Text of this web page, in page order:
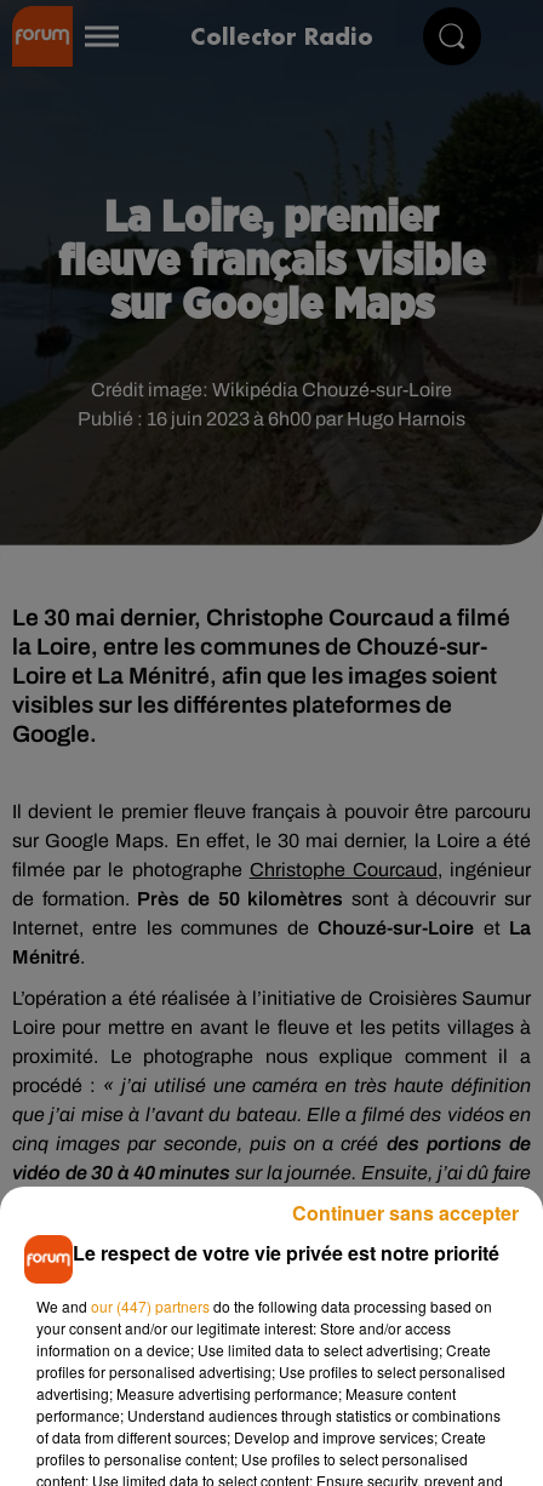
Collector Radio
La Loire, premier
fleuve français visible
sur Google Maps
Publié : 16 juin 2023 à 6h00 par Hugo Harnois
Crédit image: Wikipédia Chouzé-sur-Loire
Le 30 mai dernier, Christophe Courcaud a filmé
la Loire, entre les communes de Chouzé-sur-
Loire et La Ménitré, afin que les images soient
visibles sur les différentes plateformes de
Google.
Il devient le premier fleuve français à pouvoir être parcouru
sur Google Maps. En effet, le 30 mai dernier, la Loire a été
filmée par le photographe Christophe Courcaud, ingénieur
de formation. Près de 50 kilomètres sont à découvrir sur
Internet, entre les communes deChouzé-sur-Loire et La
Ménitré.
L’opération a été réalisée à l’initiative de Croisières Saumur
Loire pour mettre en avant le fleuve et les petits villages à
proximité. Le photographe nous explique comment il a
procédé : « j’ai utilisé une caméra en très haute définition
que j’ai mise à l’avant du bateau. Elle a filmé des vidéos en
cinq images par seconde, puis on a créé des portions de
vidéo de 30 à 40 minutes sur la journée. Ensuite, j’ai dû faire
l’assemblage des huit optiques pour générer la vidéo,
l’envoyer à Google qui a flouté les visages et les plaques
d’immatriculation, redécouper la vidéo en photos et les lier
entre elles ».
vidéos.
Toutes ces photos à retrouver sur Internet ontun intérêt
scientifique, puisqu’elles pourront savoir à quel niveau la
Loire était à l’instant T. Mais aussi, bien sûr,un objectif
touristique, comme le rappelle Christophe Courcaud :« c’est
Croisières Saumur Loire qui est propriétaire des images, les
Le respect de votre vie privée est notre priorité
We and our (447) partnersdo the following data processing based on
your consent and/or our legitimate interest: Store and/or access
information on a device; Use limited data to select advertising; Create
profiles for personalised advertising; Use profiles to select personalised
advertising; Measure advertising performance; Measure content
performance; Understand audiences through statistics or combinations
of data from different sources; Develop and improve services; Create
profiles to personalise content; Use profiles to select personalised
content; Use limited data to select content; Ensure security, prevent and
Continuer sans accepter